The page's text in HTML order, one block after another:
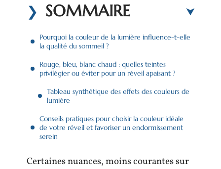
SOMMAIRE
Pourquoi la couleur de la lumière influence-t-elle
la qualité du sommeil ?
Rouge, bleu, blanc chaud : quelles teintes
privilégier ou éviter pour un réveil apaisant ?
Tableau synthétique des effets des couleurs de
lumière
Conseils pratiques pour choisir la couleur idéale
de votre réveil et favoriser un endormissement
serein
Certaines nuances, moins courantes sur